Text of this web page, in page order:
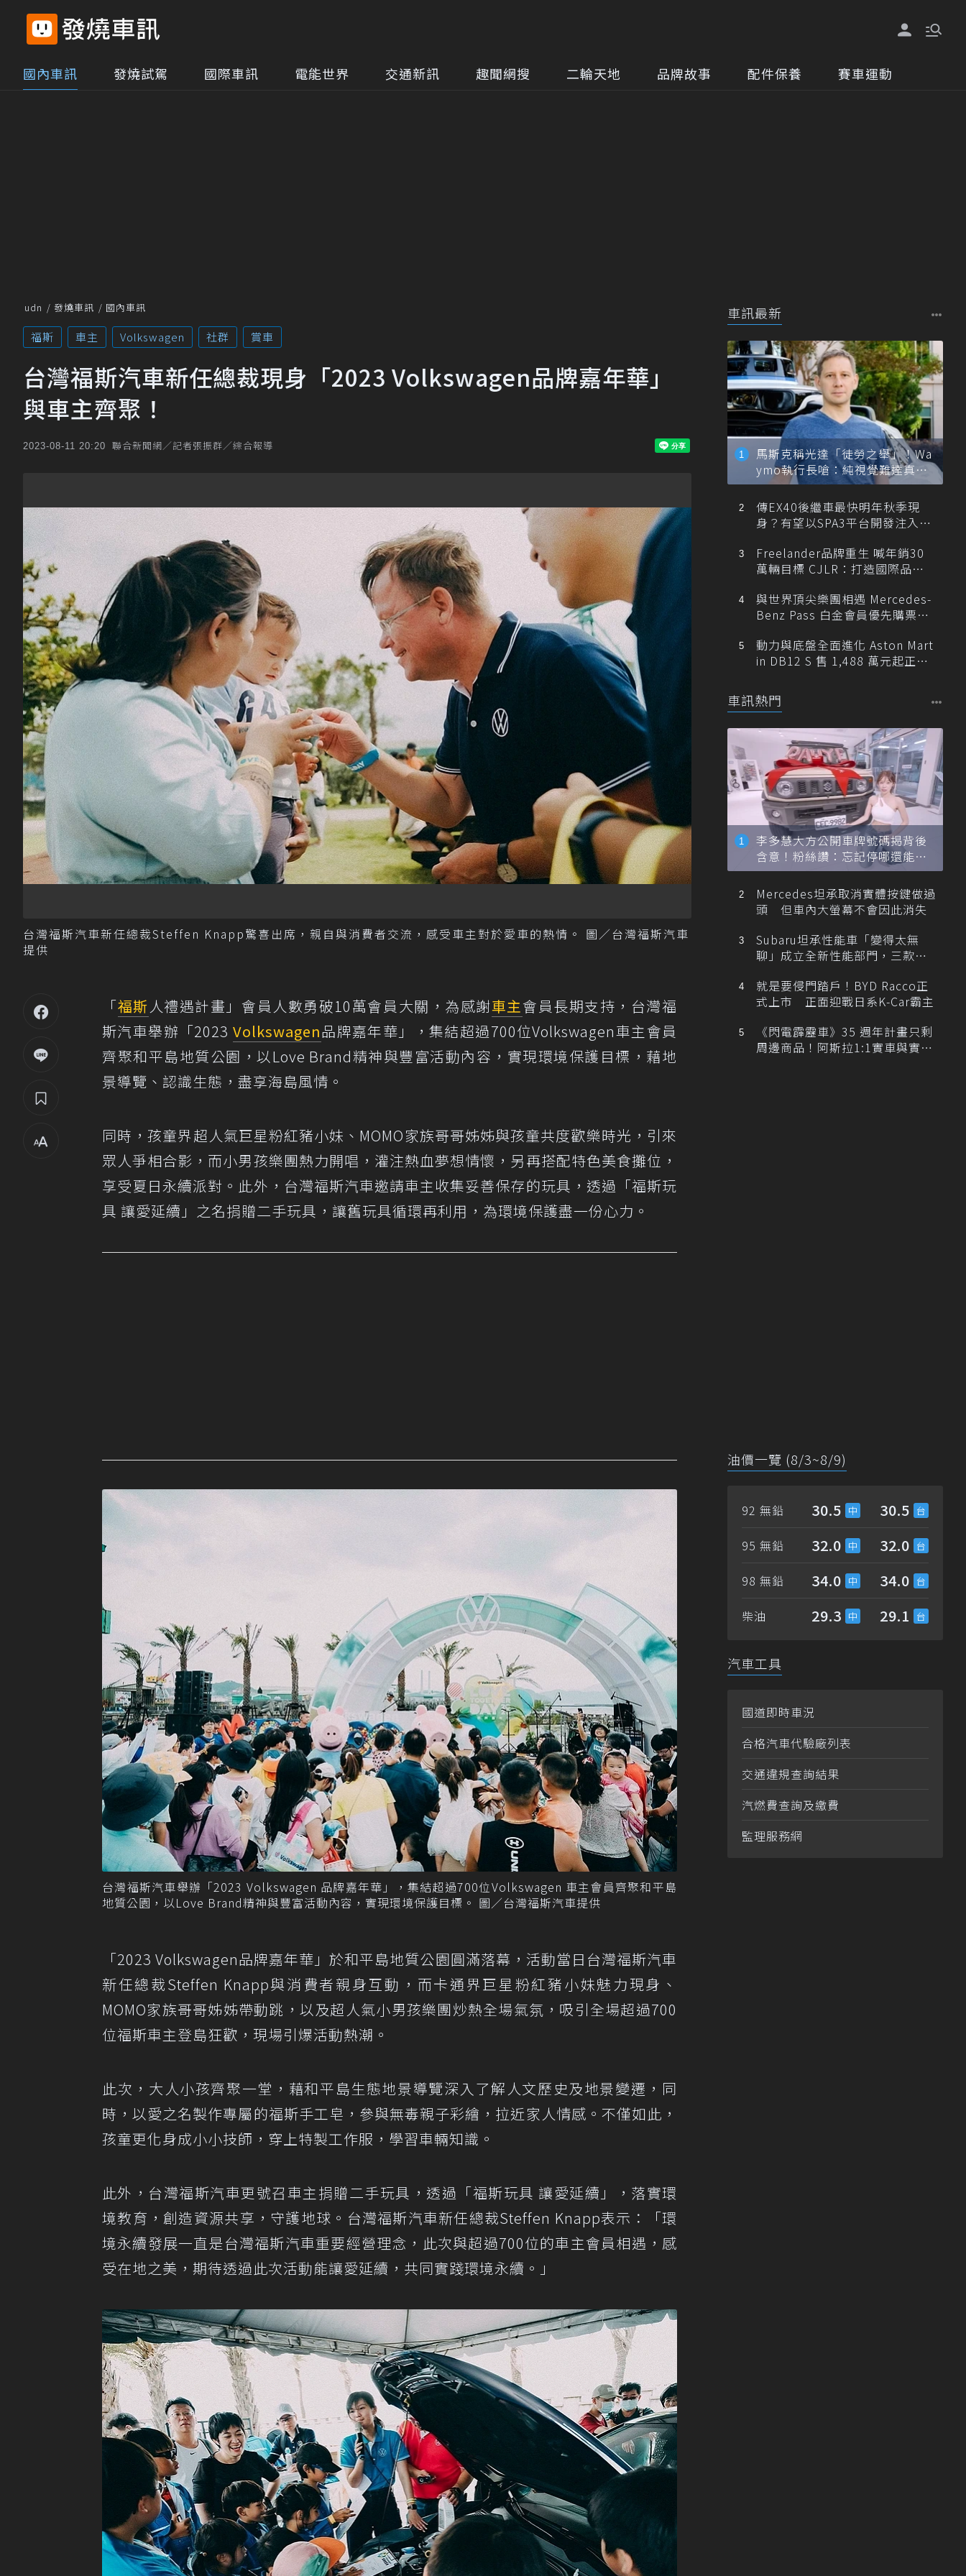
國內車訊 發燒試駕 國際車訊 電能世界 交通新訊 趣聞網搜 二輪天地 品牌故事 配件保養 賽車運動
udn 發燒車訊 國內車訊
福斯 車主 Volkswagen 社群 賞車
台灣福斯汽車新任總裁現身「2023 Volkswagen品牌嘉年華」
與車主齊聚！
2023-08-11 20:20 聯合新聞網／記者張振群／綜合報導
台灣福斯汽車新任總裁Steffen Knapp驚喜出席，親自與消費者交流，感受車主對於愛車的熱情。 圖／台灣福斯汽車
提供
「福斯人禮遇計畫」會員人數勇破10萬會員大關，為感謝車主會員長期支持，台灣福
斯汽車舉辦「2023 Volkswagen品牌嘉年華」，集結超過700位Volkswagen車主會員
齊聚和平島地質公園，以Love Brand精神與豐富活動內容，實現環境保護目標，藉地
景導覽、認識生態，盡享海島風情。
同時，孩童界超人氣巨星粉紅豬小妹、MOMO家族哥哥姊姊與孩童共度歡樂時光，引來
眾人爭相合影，而小男孩樂團熱力開唱，灌注熱血夢想情懷，另再搭配特色美食攤位，
享受夏日永續派對。此外，台灣福斯汽車邀請車主收集妥善保存的玩具，透過「福斯玩
具 讓愛延續」之名捐贈二手玩具，讓舊玩具循環再利用，為環境保護盡一份心力。
台灣福斯汽車舉辦「2023 Volkswagen 品牌嘉年華」，集結超過700位Volkswagen 車主會員齊聚和平島
地質公園，以Love Brand精神與豐富活動內容，實現環境保護目標。 圖／台灣福斯汽車提供
「2023 Volkswagen品牌嘉年華」於和平島地質公園圓滿落幕，活動當日台灣福斯汽車
新任總裁Steffen Knapp與消費者親身互動，而卡通界巨星粉紅豬小妹魅力現身、
MOMO家族哥哥姊姊帶動跳，以及超人氣小男孩樂團炒熱全場氣氛，吸引全場超過700
位福斯車主登島狂歡，現場引爆活動熱潮。
此次，大人小孩齊聚一堂，藉和平島生態地景導覽深入了解人文歷史及地景變遷，同
時，以愛之名製作專屬的福斯手工皂，參與無毒親子彩繪，拉近家人情感。不僅如此，
孩童更化身成小小技師，穿上特製工作服，學習車輛知識。
此外，台灣福斯汽車更號召車主捐贈二手玩具，透過「福斯玩具 讓愛延續」，落實環
境教育，創造資源共享，守護地球。台灣福斯汽車新任總裁Steffen Knapp表示：「環
境永續發展一直是台灣福斯汽車重要經營理念，此次與超過700位的車主會員相遇，感
受在地之美，期待透過此次活動能讓愛延續，共同實踐環境永續。」
車訊最新
馬斯克稱光達「徒勞之舉」！Wa
ymo執行長嗆：純視覺難達真正
自動駕駛
傳EX40後繼車最快明年秋季現
身？有望以SPA3平台開發注入80
Freelander品牌重生 喊年銷30
萬輛目標 CJLR：打造國際品牌
與世界頂尖樂團相遇 Mercedes-
Benz Pass 白金會員優先購票維
動力與底盤全面進化 Aston Mart
in DB12 S 售 1,488 萬元起正式
車訊熱門
李多慧大方公開車牌號碼揭背後
含意！粉絲讚：忘記停哪還能幫
忙找車
Mercedes坦承取消實體按鍵做過
頭 但車內大螢幕不會因此消失
Subaru坦承性能車「變得太無
聊」成立全新性能部門，三款手
就是要侵門踏戶！BYD Racco正
式上市 正面迎戰日系K-Car霸主
《閃電霹靂車》35 週年計畫只剩
周邊商品！阿斯拉1:1實車與實體
油價一覽 (8/3~8/9)
92 無鉛 30.5 30.5
95 無鉛 32.0 32.0
98 無鉛 34.0 34.0
柴油 29.3 29.1
汽車工具
國道即時車況
合格汽車代驗廠列表
交通違規查詢結果
汽燃費查詢及繳費
監理服務網